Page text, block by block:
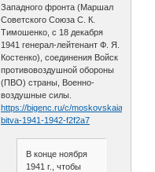
Западного фронта (Маршал
Советского Союза С. К.
Тимошенко, с 18 декабря
1941 генерал-лейтенант Ф. Я.
Костенко), соединения Войск
противовоздушной обороны
(ПВО) страны, Военно-
воздушные силы.
https://bigenc.ru/c/moskovskaia-
bitva-1941-1942-f2f2a7
В конце ноября
1941 г., чтобы